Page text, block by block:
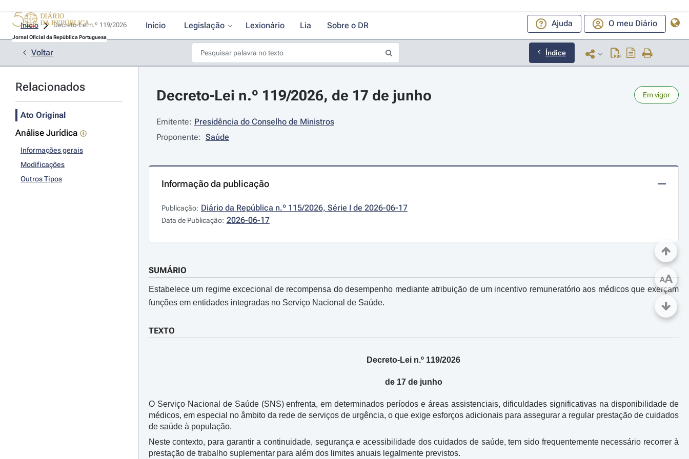
Jornal Oficial da República Portuguesa
Início Legislação Lexionário Lia Sobre o DR Ajuda O meu Diário
Início
Voltar Índice
Relacionados
Ato Original
Análise Jurídica
Informações gerais
Modificações
Outros Tipos
Decreto-Lei n.º 119/2026, de 17 de junho Em vigor
Emitente: Presidência do Conselho de Ministros
Proponente: Saúde
Informação da publicação
Publicação: Diário da República n.º 115/2026, Série I de 2026-06-17
Data de Publicação: 2026-06-17
SUMÁRIO
Estabelece um regime excecional de recompensa do desempenho mediante atribuição de um incentivo remuneratório aos médicos que exerçam
funções em entidades integradas no Serviço Nacional de Saúde.
TEXTO
Decreto-Lei n.º 119/2026
de 17 de junho
O Serviço Nacional de Saúde (SNS) enfrenta, em determinados períodos e áreas assistenciais, dificuldades significativas na disponibilidade de
médicos, em especial no âmbito da rede de serviços de urgência, o que exige esforços adicionais para assegurar a regular prestação de cuidados
de saúde à população.
Neste contexto, para garantir a continuidade, segurança e acessibilidade dos cuidados de saúde, tem sido frequentemente necessário recorrer à
prestação de trabalho suplementar para além dos limites anuais legalmente previstos.
AA